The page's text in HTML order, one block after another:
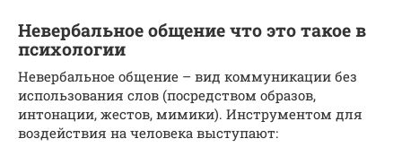
Невербальное общение что это такое в
психологии
Невербальное общение – вид коммуникации без
использования слов (посредством образов,
интонации, жестов, мимики). Инструментом для
воздействия на человека выступают: